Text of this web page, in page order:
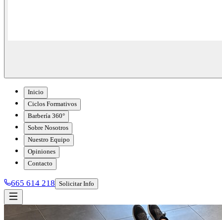
Inicio
Ciclos Formativos
Barbería 360°
Sobre Nosotros
Nuestro Equipo
Opiniones
Contacto
665 614 218 Solicitar Info